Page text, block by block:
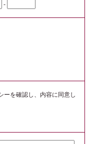
-
ーを確認し、内容に同意し